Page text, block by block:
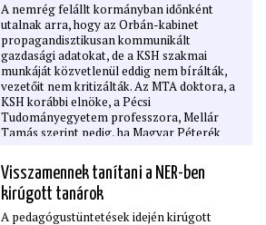
A nemrég felállt kormányban időnként
utalnak arra, hogy az Orbán-kabinet
propagandisztikusan kommunikált
gazdasági adatokat, de a KSH szakmai
munkáját közvetlenül eddig nem bírálták,
vezetőit nem kritizálták. Az MTA doktora, a
KSH korábbi elnöke, a Pécsi
Tudományegyetem professzora, Mellár
Tamás szerint pedig, ha Magyar Péterék
jutni, akkor lépniük kell.
Visszamennek tanítani a NER-ben
kirúgott tanárok
A pedagógustüntetések idején kirúgott